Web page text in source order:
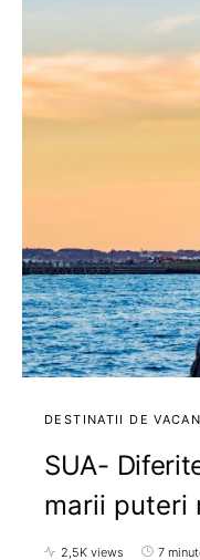
DESTINATII DE
SUA-
marii puteri
2,5K views 7